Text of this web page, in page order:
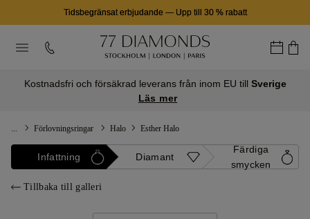
Tidsbegränsat erbjudande — Upp till 30 % rabatt
Kostnadsfri och försäkrad leverans från inom EU till Sverige
Läs mer
Förlovningsringar Halo Esther Halo
Infattning Diamant
Färdiga
smycken
Tillbaka till galleri